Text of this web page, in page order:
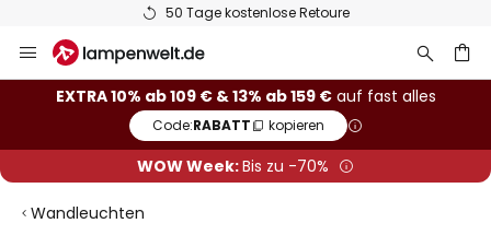
50 Tage kostenlose Retoure
Inhalt
springen
EXTRA 10% ab 109 € & 13% ab 159 €auf fast alles
Code:RABATT kopieren
WOW Week:Bis zu -70%
Wandleuchten